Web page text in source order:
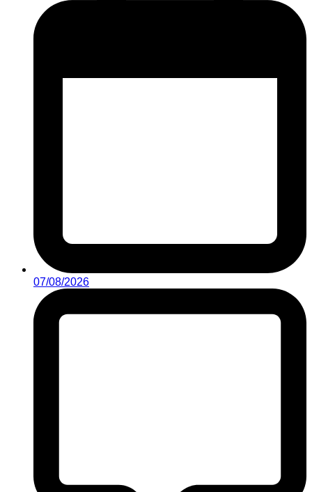
07/08/2026